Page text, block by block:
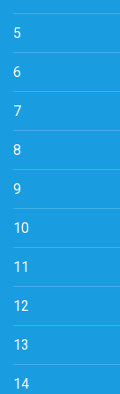
5
6
7
8
9
10
11
12
13
14